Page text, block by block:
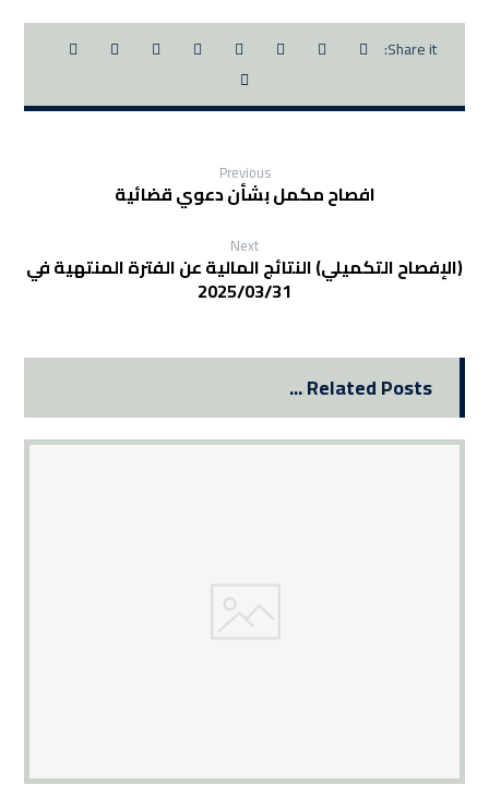
Previous
افصاح مكمل بشأن دعوي قضائية
Next
(الإفصاح التكميلي) النتائج المالية عن الفترة المنتهية في
2025/03/31
Related Posts ...